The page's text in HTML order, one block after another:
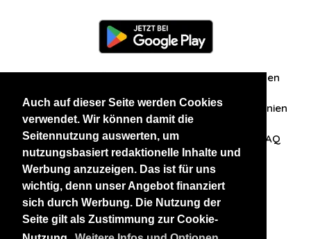
Auch auf dieser Seite werden Cookies
verwendet. Wir können damit die
Seitennutzung auswerten, um
nutzungsbasiert redaktionelle Inhalte und
Werbung anzuzeigen. Das ist für uns
wichtig, denn unser Angebot finanziert
sich durch Werbung. Die Nutzung der
Seite gilt als Zustimmung zur Cookie-
Zuschriften/Erfahrungen
Datenschutzerklärung AGB Datenschutzrichtlinien
Nehmen Sie Kontakt mit uns auf FAQ
Unsere anderen Websites
BlackAndBeauties RussianKisses